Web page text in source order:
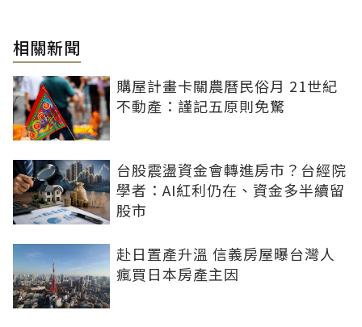
相關新聞
購屋計畫卡關農曆民俗月 21世紀
不動產：謹記五原則免驚
台股震盪資金會轉進房市？台經院
學者：AI紅利仍在、資金多半續留
股市
赴日置產升溫 信義房屋曝台灣人
瘋買日本房產主因